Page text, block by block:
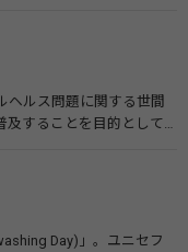
ルス問題に関する世間
することを目的として、
労働省）
Day)」。ユニセフ